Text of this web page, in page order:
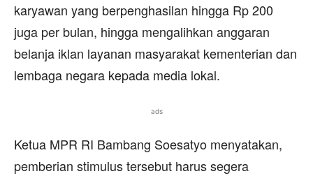
karyawan yang berpenghasilan hingga Rp 200
juga per bulan, hingga mengalihkan anggaran
belanja iklan layanan masyarakat kementerian dan
lembaga negara kepada media lokal.
ads
Ketua MPR RI Bambang Soesatyo menyatakan,
pemberian stimulus tersebut harus segera